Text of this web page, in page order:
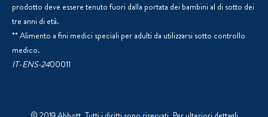
prodotto deve essere tenuto fuori dalla portata dei bambini al di sotto dei
tre anni di età.
** Alimento a fini medici speciali per adulti da utilizzarsi sotto controllo
medico.
IT-ENS-2400011